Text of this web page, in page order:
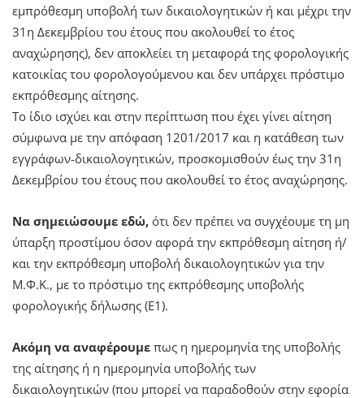
εμπρόθεσμη υποβολή των δικαιολογητικών ή και μέχρι την
31η Δεκεμβρίου του έτους που ακολουθεί το έτος
αναχώρησης), δεν αποκλείει τη μεταφορά της φορολογικής
κατοικίας του φορολογούμενου και δεν υπάρχει πρόστιμο
εκπρόθεσμης αίτησης.
Το ίδιο ισχύει και στην περίπτωση που έχει γίνει αίτηση
σύμφωνα με την απόφαση 1201/2017 και η κατάθεση των
εγγράφων-δικαιολογητικών, προσκομισθούν έως την 31η
Δεκεμβρίου του έτους που ακολουθεί το έτος αναχώρησης.
Να σημειώσουμε εδώ, ότι δεν πρέπει να συγχέουμε τη μη
ύπαρξη προστίμου όσον αφορά την εκπρόθεσμη αίτηση ή/
και την εκπρόθεσμη υποβολή δικαιολογητικών για την
Μ.Φ.Κ., με το πρόστιμο της εκπρόθεσμης υποβολής
φορολογικής δήλωσης (Ε1).
Ακόμη να αναφέρουμε πως η ημερομηνία της υποβολής
της αίτησης ή η ημερομηνία υποβολής των
δικαιολογητικών (που μπορεί να παραδοθούν στην εφορία